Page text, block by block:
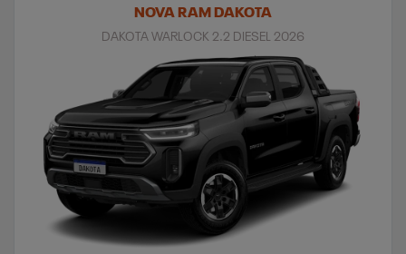
NOVA RAM DAKOTA
DAKOTA WARLOCK 2.2 DIESEL 2026